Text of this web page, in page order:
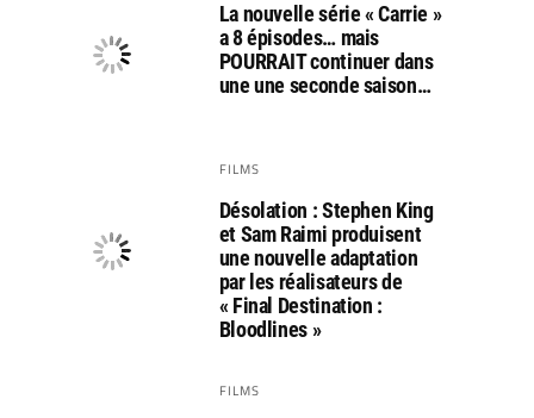
La nouvelle série « Carrie »
a 8 épisodes… mais
POURRAIT continuer dans
une une seconde saison…
FILMS
Désolation : Stephen King
et Sam Raimi produisent
une nouvelle adaptation
par les réalisateurs de
« Final Destination :
Bloodlines »
FILMS